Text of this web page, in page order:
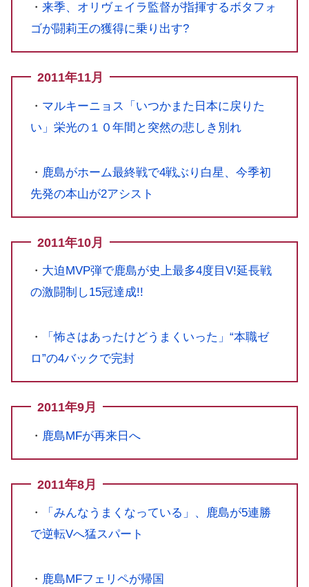
・ 来季、オリヴェイラ監督が指揮するボタフォ
ゴが闘莉王の獲得に乗り出す?
2011年11月
・ マルキーニョス「いつかまた日本に戻りた
い」栄光の１０年間と突然の悲しき別れ
・ 鹿島がホーム最終戦で4戦ぶり白星、今季初
先発の本山が2アシスト
2011年10月
・ 大迫MVP弾で鹿島が史上最多4度目V!延長戦
の激闘制し15冠達成!!
・
「怖さはあったけどうまくいった」“本職ゼ
ロ”の4バックで完封
2011年9月
・ 鹿島MFが再来日へ
2011年8月
・
「みんなうまくなっている」、鹿島が5連勝
で逆転Vへ猛スパート
・ 鹿島MFフェリペが帰国